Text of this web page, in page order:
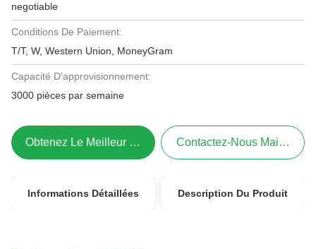
negotiable
Conditions De Paiement:
T/T, W, Western Union, MoneyGram
Capacité D'approvisionnement:
3000 pièces par semaine
Obtenez Le Meilleur Prix Contactez-Nous Maintenant
Informations Détaillées Description Du Produit